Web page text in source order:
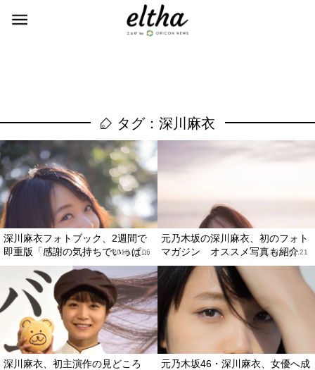
タグ：深川麻衣
深川麻衣フォトブック、2週間で
即重版「感謝の気持ちでいっぱ...
2018.03.06
元乃木坂の深川麻衣、初のフォト
マガジン オススメ写真も紹介
2018.02.21
深川麻衣、初主演作の見どころ
元乃木坂46・深川麻衣、女優へ成